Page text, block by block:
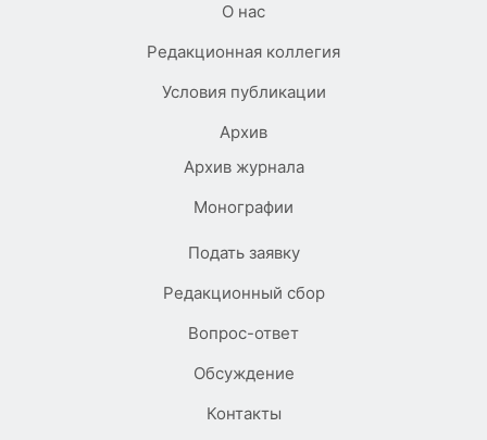
О нас
Редакционная коллегия
Условия публикации
Архив
Архив журнала
Монографии
Подать заявку
Редакционный сбор
Вопрос-ответ
Обсуждение
Контакты